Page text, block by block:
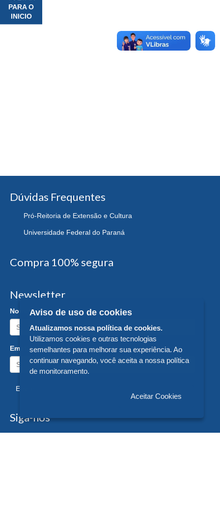
PARA O
INICIO
Dúvidas Frequentes
Pró-Reitoria de Extensão e Cultura
Universidade Federal do Paraná
Compra 100% segura
Newsletter
Nome:
Email:
Enviar
Siga-nos
Aviso de uso de cookies
Atualizamos nossa política de cookies.
Utilizamos cookies e outras tecnologias
semelhantes para melhorar sua experiência. Ao
continuar navegando, você aceita a nossa política
de monitoramento.
Aceitar Cookies